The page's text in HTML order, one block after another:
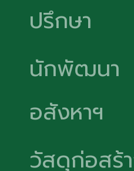
ปรึกษา
นักพัฒนา
อสังหาฯ
วัสดุก่อสร้